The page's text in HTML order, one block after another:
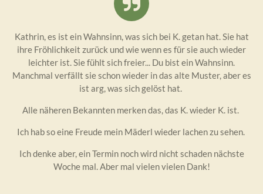
Kathrin, es ist ein Wahnsinn, was sich bei K. getan hat. Sie hat
ihre Fröhlichkeit zurück und wie wenn es für sie auch wieder
leichter ist. Sie fühlt sich freier... Du bist ein Wahnsinn.
Manchmal verfällt sie schon wieder in das alte Muster, aber es
ist arg, was sich gelöst hat.
Alle näheren Bekannten merken das, das K. wieder K. ist.
Ich hab so eine Freude mein Mäderl wieder lachen zu sehen.
Ich denke aber, ein Termin noch wird nicht schaden nächste
Woche mal. Aber mal vielen vielen Dank!